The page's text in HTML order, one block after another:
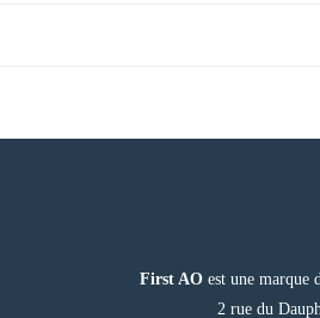
First AO est une marque
2 rue du